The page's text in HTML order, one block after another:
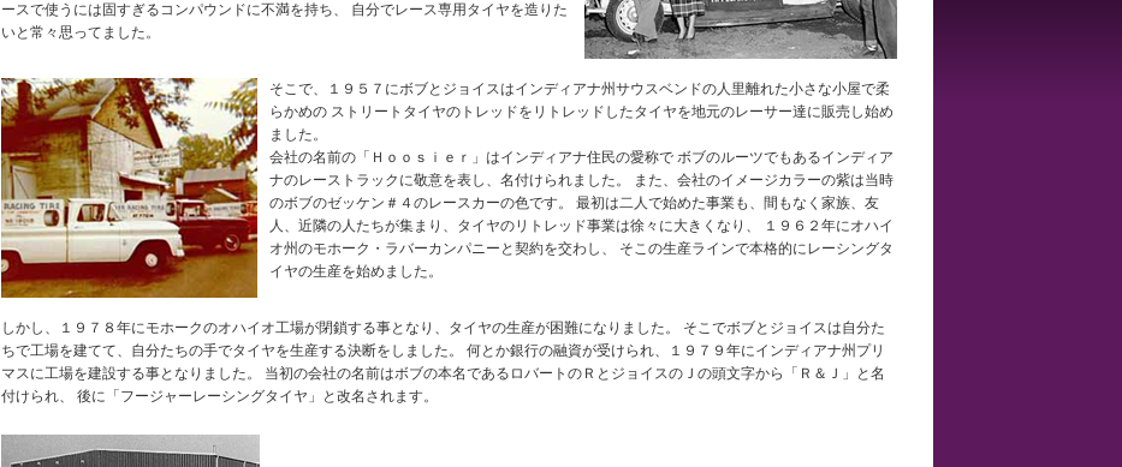
ースで使うには固すぎるコンパウンドに不満を持ち、 自分でレース専用タイヤを造りた
いと常々思ってました。
そこで、１９５７にボブとジョイスはインディアナ州サウスベンドの人里離れた小さな小屋で柔
らかめの ストリートタイヤのトレッドをリトレッドしたタイヤを地元のレーサー達に販売し始め
ました。
会社の名前の「Ｈｏｏｓｉｅｒ」はインディアナ住民の愛称で ボブのルーツでもあるインディア
ナのレーストラックに敬意を表し、名付けられました。 また、会社のイメージカラーの紫は当時
のボブのゼッケン＃４のレースカーの色です。 最初は二人で始めた事業も、間もなく家族、友
人、近隣の人たちが集まり、タイヤのリトレッド事業は徐々に大きくなり、 １９６２年にオハイ
オ州のモホーク・ラバーカンパニーと契約を交わし、 そこの生産ラインで本格的にレーシングタ
イヤの生産を始めました。
しかし、１９７８年にモホークのオハイオ工場が閉鎖する事となり、タイヤの生産が困難になりました。 そこでボブとジョイスは自分た
ちで工場を建てて、自分たちの手でタイヤを生産する決断をしました。 何とか銀行の融資が受けられ、１９７９年にインディアナ州プリ
マスに工場を建設する事となりました。 当初の会社の名前はボブの本名であるロバートのＲとジョイスのＪの頭文字から「Ｒ＆Ｊ」と名
付けられ、 後に「フージャーレーシングタイヤ」と改名されます。